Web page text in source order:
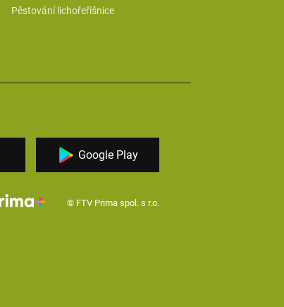
Pěstování lichořeřišnice
Google Play
© FTV Prima spol. s r.o.